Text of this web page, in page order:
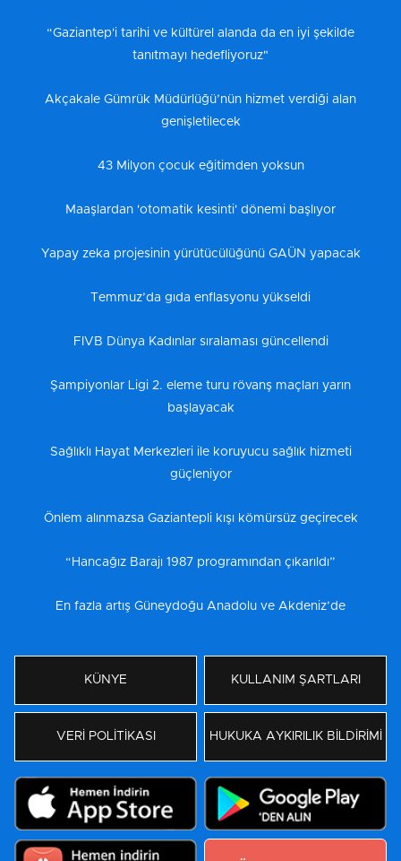
“Gaziantep'i tarihi ve kültürel alanda da en iyi şekilde
tanıtmayı hedefliyoruz"
Akçakale Gümrük Müdürlüğü’nün hizmet verdiği alan
genişletilecek
43 Milyon çocuk eğitimden yoksun
Maaşlardan 'otomatik kesinti' dönemi başlıyor
Yapay zeka projesinin yürütücülüğünü GAÜN yapacak
Temmuz’da gıda enflasyonu yükseldi
FIVB Dünya Kadınlar sıralaması güncellendi
Şampiyonlar Ligi 2. eleme turu rövanş maçları yarın
başlayacak
Sağlıklı Hayat Merkezleri ile koruyucu sağlık hizmeti
güçleniyor
Önlem alınmazsa Gaziantepli kışı kömürsüz geçirecek
“Hancağız Barajı 1987 programından çıkarıldı”
En fazla artış Güneydoğu Anadolu ve Akdeniz’de
KÜNYE KULLANIM ŞARTLARI
VERİ POLİTİKASI HUKUKA AYKIRILIK BİLDİRİMİ